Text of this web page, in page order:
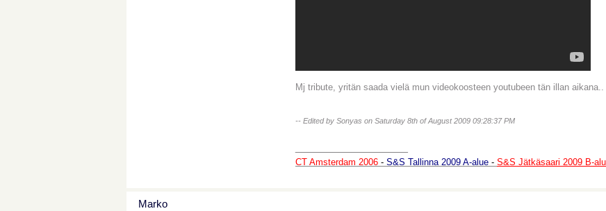
Mj tribute, yritän saada vielä mun videokoosteen youtubeen tän illan aikana..
-- Edited by Sonyas on Saturday 8th of August 2009 09:28:37 PM
CT Amsterdam 2006 - S&S Tallinna 2009 A-alue - S&S Jätkäsaari 2009 B-
Marko